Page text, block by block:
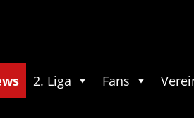
2. Liga Fans